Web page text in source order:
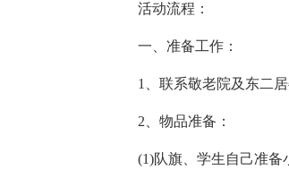
活动流程：
一、准备工作：
1、联系敬老院及东二
2、物品准备：
(1)队旗、学生自己准备